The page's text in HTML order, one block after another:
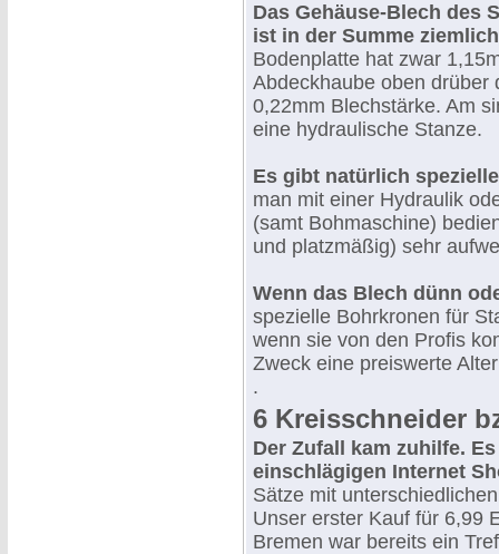
Das Gehäuse-Blech des
ist in der Summe
Bodenplatte hat zwar
Abdeckhaube oben drüber
0,22mm Blechstärke. Am
eine hydraulische Stanze.
Es gibt natürlich
man mit einer Hydraulik
(samt Bohmaschine)
und platzmäßig) sehr
Wenn das Blech dünn
spezielle Bohrkronen für
wenn sie von den Profis
Zweck eine preiswerte
.
6 Kreisschneider
Der Zufall kam zuhilfe.
einschlägigen Internet
Sätze mit
Unser erster Kauf für 6,99
Bremen war bereits ein